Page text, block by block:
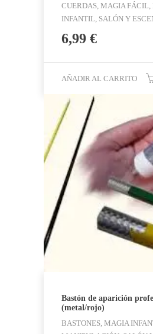
CUERDAS, MAGIA FÁCIL,
INFANTIL, SALÓN Y
6,99 €
AÑADIR AL CARRITO
Bastón de aparición
(metal/rojo)
BASTONES, MAGIA